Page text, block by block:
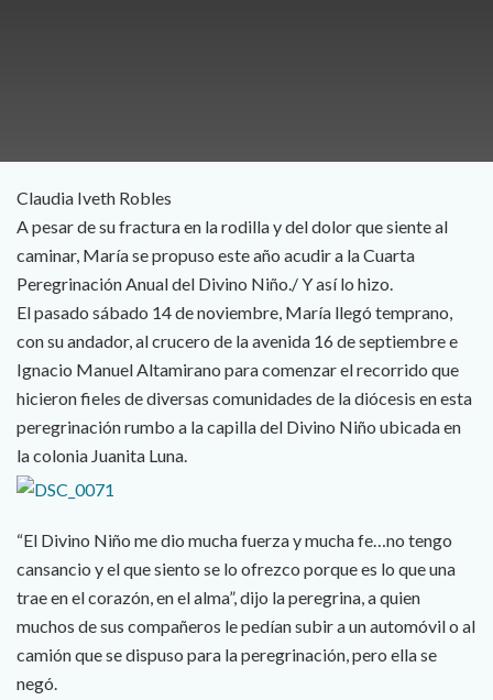
Claudia Iveth Robles
A pesar de su fractura en la rodilla y del dolor que siente al
caminar, María se propuso este año acudir a la Cuarta
Peregrinación Anual del Divino Niño./ Y así lo hizo.
El pasado sábado 14 de noviembre, María llegó temprano,
con su andador, al crucero de la avenida 16 de septiembre e
Ignacio Manuel Altamirano para comenzar el recorrido que
hicieron fieles de diversas comunidades de la diócesis en esta
peregrinación rumbo a la capilla del Divino Niño ubicada en
la colonia Juanita Luna.
“El Divino Niño me dio mucha fuerza y mucha fe…no tengo
cansancio y el que siento se lo ofrezco porque es lo que una
trae en el corazón, en el alma”, dijo la peregrina, a quien
muchos de sus compañeros le pedían subir a un automóvil o al
camión que se dispuso para la peregrinación, pero ella se
negó.